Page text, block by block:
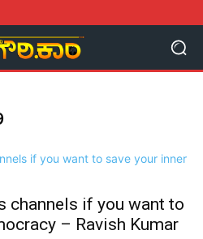
channels if you want to
– Ravish Kumar